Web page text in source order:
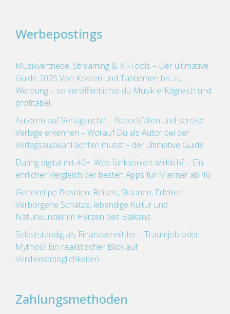
Werbepostings
Musikvertriebe, Streaming & KI-Tools – Der ultimative
Guide 2025 Von Kosten und Tantiemen bis zu
Werbung – so veröffentlichst du Musik erfolgreich und
profitabel.
Autoren auf Verlagsuche – Abzockfallen und seröse
Verlage erkennen – Worauf Du als Autor bei der
Verlagsauswahl achten musst – der ultimative Guide
Dating digital mit 40+: Was funktioniert wirklich? – Ein
ehrlicher Vergleich der besten Apps für Männer ab 40
Geheimtipp Bosnien: Reisen, Staunen, Erleben –
Verborgene Schätze, lebendige Kultur und
Naturwunder im Herzen des Balkans.
Selbstständig als Finanzvermittler – Traumjob oder
Mythos? Ein realistischer Blick auf
Verdienstmöglichkeiten
Zahlungsmethoden